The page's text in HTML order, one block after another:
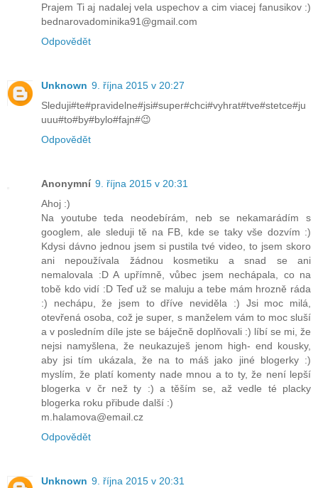
Prajem Ti aj nadalej vela uspechov a cim viacej fanusikov :)
bednarovadominika91@gmail.com
Odpovědět
Unknown 9. října 2015 v 20:27
Sleduji#te#pravidelne#jsi#super#chci#vyhrat#tve#stetce#ju
uuu#to#by#bylo#fajn#😉
Odpovědět
Anonymní 9. října 2015 v 20:31
Ahoj :)
Na youtube teda neodebírám, neb se nekamarádím s
googlem, ale sleduji tě na FB, kde se taky vše dozvím :)
Kdysi dávno jednou jsem si pustila tvé video, to jsem skoro
ani nepoužívala žádnou kosmetiku a snad se ani
nemalovala :D A upřímně, vůbec jsem nechápala, co na
tobě kdo vidí :D Teď už se maluju a tebe mám hrozně ráda
:) nechápu, že jsem to dříve neviděla :) Jsi moc milá,
otevřená osoba, což je super, s manželem vám to moc sluší
a v posledním díle jste se báječně doplňovali :) líbí se mi, že
nejsi namyšlena, že neukazuješ jenom high- end kousky,
aby jsi tím ukázala, že na to máš jako jiné blogerky :)
myslím, že platí komenty nade mnou a to ty, že není lepší
blogerka v čr než ty :) a těším se, až vedle té placky
blogerka roku přibude další :)
m.halamova@email.cz
Odpovědět
Unknown 9. října 2015 v 20:31